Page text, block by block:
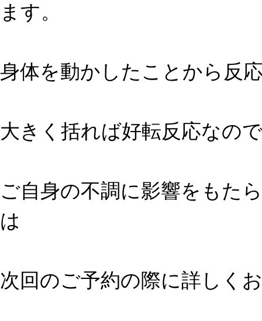
ます。
身体を動かしたことから反
大きく括れば好転反応なの
ご自身の不調に影響をもた
は
次回のご予約の際に詳しく